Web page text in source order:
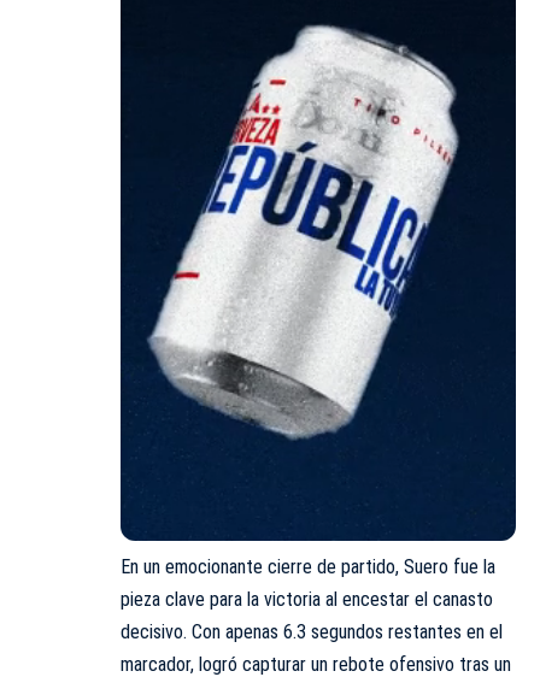
En un emocionante cierre de partido, Suero fue la
pieza clave para la victoria al encestar el canasto
decisivo. Con apenas 6.3 segundos restantes en el
marcador, logró capturar un rebote ofensivo tras un